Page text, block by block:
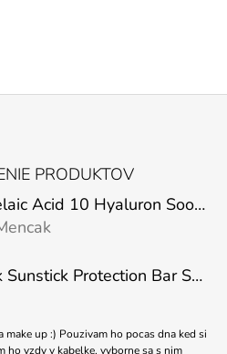
PRODUKTOV
ANUA – Azelaic Acid 10 Hyaluron Soothing Serum – 30 ml
je 5 z 5 hviezdičiek.
Abib - Quick Sunstick Protection Bar SPF50+ PA++++ 22g
je 5 z 5 hviezdičiek.
up :) Pouzivam ho pocas dna ked si
ho vzdy v kabelke, vyborne sa s nim